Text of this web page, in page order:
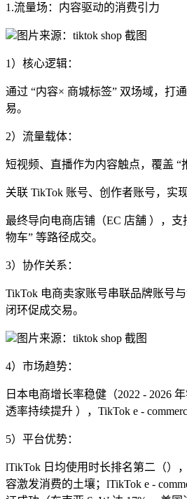
1.流量场：内容驱动的消费引力
图片来源： tiktok shop 截图
1）核心逻辑：
通过 “内容× 商城标签” 双场域，打
易。
2）流量载体：
短视频、直播作为内容触点，覆盖 “
关联 TikTok 账号、创作者账号，实
最终导向电商店铺（EC 店舗 ），支
物车” 等路径成交。
3）协作关系：
TikTok 电商卖家账号串联品牌账号
闭环促成交易。
图片来源： tiktok shop 截图
4）市场趋势：
日本电商增长率稳健（2022 - 2026
透率持续提升 ），TikTok e -
5）平台优势：
lTikTok 日均使用时长排名第二（）
容激发消费的土壤；lTikTok e -